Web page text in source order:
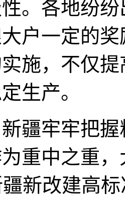
。各地纷
户一定的
施，不仅
生产。
牢牢把握
重中之重
新改建高